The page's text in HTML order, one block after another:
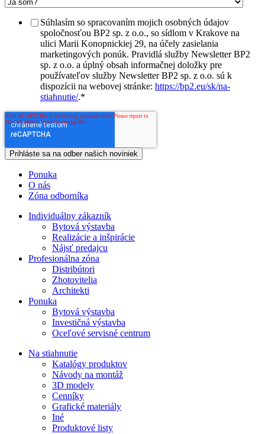
Súhlasím so spracovaním mojich osobných údajov
spoločnosťou BP2 sp. z o.o., so sídlom v Krakove na
ulici Marii Konopnickiej 29, na účely zasielania
marketingových ponúk. Pravidlá služby Newsletter BP2
sp. z o.o. a úplný obsah informačnej doložky pre
používateľov služby Newsletter BP2 sp. z o.o. sú k
dispozícii na webovej stránke: https://bp2.eu/sk/na-
stiahnutie/.*
Ponuka
O nás
Zóna odborníka
Individuálny zákazník
Bytová výstavba
Realizácie a inšpirácie
Nájsť predajcu
Profesionálna zóna
Distribútori
Zhotovitelia
Architekti
Ponuka
Bytová výstavba
Investičná výstavba
Oceľové servisné centrum
Na stiahnutie
Katalógy produktov
Návody na montáž
3D modely
Cenníky
Grafické materiály
Iné
Produktové listy